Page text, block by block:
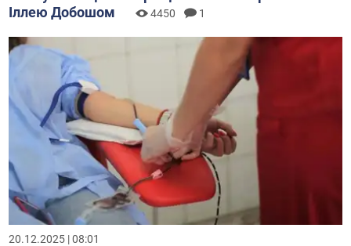
Іллею Добошом
4450 1
20.12.2025 | 08:01